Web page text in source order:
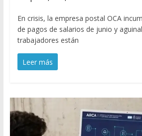
En crisis, la empresa postal OCA
de pagos de salarios de junio y
trabajadores están
Leer más